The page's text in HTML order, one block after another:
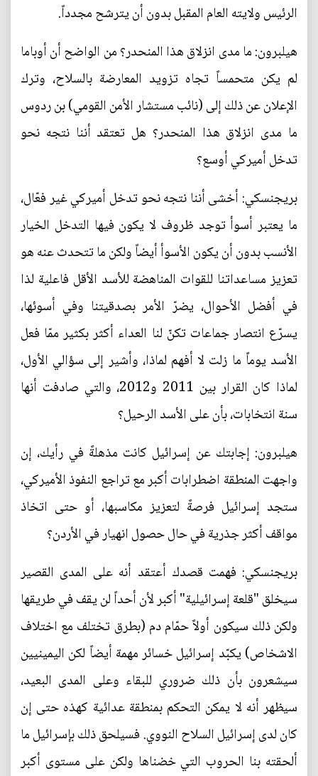
الرئيس ولايته العام المقبل بدون أن يترشح مجدداً.
هيلبرون: ما مدى انزلاق هذا المنحدر؟ من الواضح أن أوباما
لم يكن متحمساً تجاه تزويد المعارضة بالسلاح، وترك
الإعلان عن ذلك إلى (نائب مستشار الأمن القومي) بن ردوس
ما مدى انزلاق هذا المنحدر؟ هل تعتقد أننا نتجه نحو
تدخل أميركي أوسع؟
بريجنسكي: أخشى أننا نتجه نحو تدخل أميركي غير فعّال،
ما يعتبر أسوأ توجد ظروف لا يكون فيها التدخل الخيار
الأنسب بدون أن يكون الأسوأ أيضاً ولكن ما تتحدث عنه هو
تعزيز مساعداتنا للقوات المناهضة للأسد الأقل فاعلية لذا
في أفضل الأحوال، يضرّ الأمر بصدقيتنا وفي أسوئها،
يسرّع انتصار جماعات تكنّ لنا العداء أكثر بكثير ممّا فعل
الأسد يوماً ما زلت لا أفهم لماذا، وأشير إلى سؤالي الأول،
لماذا كان القرار بين 2011 و2012، والتي صادفت أنها
سنة انتخابات، بأن على الأسد الرحيل؟
هيلبرون: إجابتك عن إسرائيل كانت مذهلةً في رأيك، إن
واجهت المنطقة اضطرابات أكبر مع تراجع النفوذ الأميركي،
ستجد إسرائيل فرصةً لتعزيز مكاسبها، أو حتى اتخاذ
مواقف أكثر جذرية في حال حصول انهيار في الأردن؟
بريجنسكي: فهمت قصدك أعتقد أنه على المدى القصير
سيخلق "قلعة إسرائيلية" أكبر لأن أحداً لن يقف في طريقها
ولكن ذلك سيكون أولاً حمّام دم (بطرق تختلف مع اختلاف
الاشخاص) يكبّد إسرائيل خسائر مهمة أيضاً لكن اليمينيين
سيشعرون بأن ذلك ضروري للبقاء وعلى المدى البعيد،
سيظهر أنه لا يمكن التحكم بمنطقة عدائية كهذه حتى إن
كان لدى إسرائيل السلاح النووي. فسيلحق ذلك بإسرائيل ما
ألحقته بنا الحروب التي خضناها ولكن على مستوى أكبر